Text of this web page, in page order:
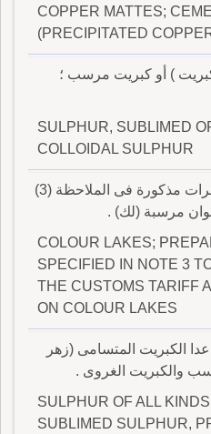
COPPER MATTES;
(PRECIPITATED
) أو كبريت مرسب ؛
SULPHUR, SUBLIMED
COLLOIDAL SULPHUR
ألوان مرسبة (لك)؛ محضرات مذكورة فى الملاحظة (3)
مرسبة (لك) .
COLOUR LAKES;
SPECIFIED IN NOTE 3
THE CUSTOMS TARIFF
ON COLOUR LAKES
الكبريت المتسامى (زهر
والكبريت الغروى .
SULPHUR OF ALL
SUBLIMED SULPHUR,